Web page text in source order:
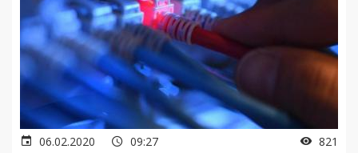
06.02.2020 09:27 821